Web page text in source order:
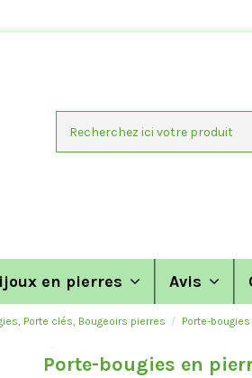
en pierres Avis
Porte clés, Bougeoirs pierres Porte-
Porte-bougies en